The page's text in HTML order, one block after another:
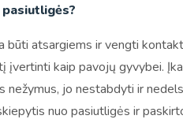
būti atsargiems ir vengti
įvertinti kaip pavojų gyvybei.
nežymus, jo nestabdyti ir
nuo pasiutligės ir